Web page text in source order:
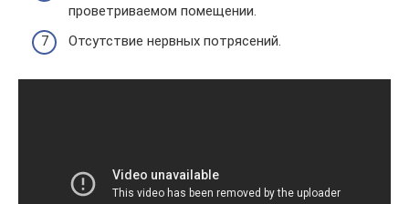
проветриваемом помещении.
Отсутствие нервных потрясений.